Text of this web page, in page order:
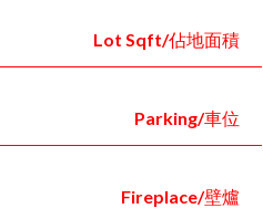
Lot Sqft/佔地面積
Parking/車位
Fireplace/壁爐